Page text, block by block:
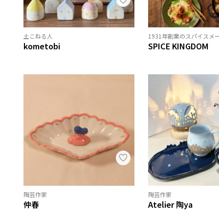
土こねる人
kometobi
1931年創業のスパイスメ
SPICE KINGDOM
陶芸作家
仲春
陶芸作家
Atelier 陶ya